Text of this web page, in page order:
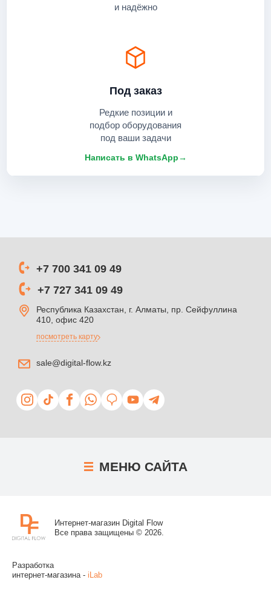
Под заказ
Редкие позиции и
подбор оборудования
под ваши задачи
Написать в WhatsApp→
и надёжно
+7 700 341 09 49
+7 727 341 09 49
Республика Казахстан, г. Алматы, пр. Сейфуллина
410, офис 420
посмотреть карту
sale@digital-flow.kz
МЕНЮ САЙТА
Интернет-магазин Digital Flow
Все права защищены © 2026.
Разработка
интернет-магазина - iLab